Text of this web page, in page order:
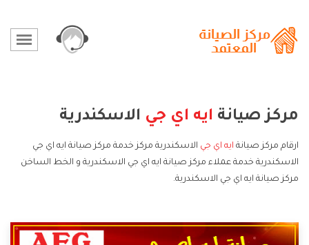
مركز صيانة ايه اي جي الاسكندرية
ارقام مركز صيانة ايه اي جي الاسكندرية مركز خدمة مركز صيانة ايه اي جي
الاسكندرية خدمة عملاء مركز صيانة ايه اي جي الاسكندرية و الخط الساخن
مركز صيانة ايه اي جي الاسكندرية.